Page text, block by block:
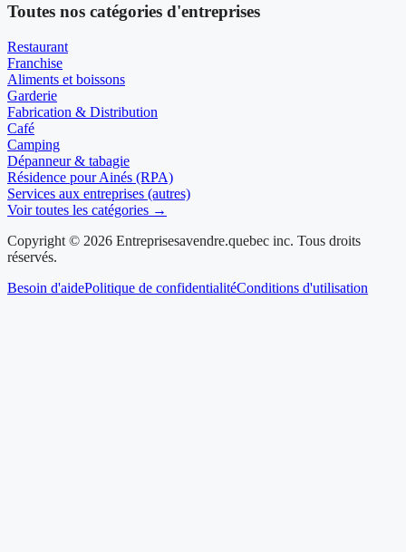
Toutes nos catégories d'entreprises
Restaurant
Franchise
Aliments et boissons
Garderie
Fabrication & Distribution
Café
Camping
Dépanneur & tabagie
Résidence pour Ainés (RPA)
Services aux entreprises (autres)
Voir toutes les catégories →
Copyright © 2026 Entreprisesavendre.quebec inc. Tous droits
réservés.
Besoin d'aidePolitique de confidentialitéConditions d'utilisation